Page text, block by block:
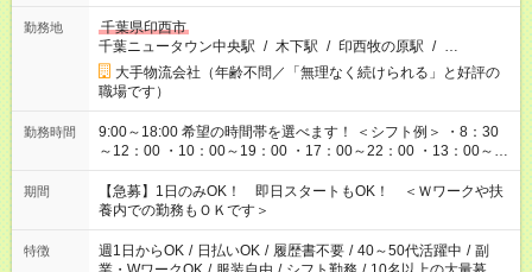
勤務地
千葉県印西市
千葉ニュータウン中央駅 / 木下駅 / 印西牧の原駅 / …
大手物流会社（年齢不問／「無理なく続けられる」と好評の
職場です）
勤務時間
9:00～18:00 希望の時間帯を選べます！ ＜シフト例＞ ・8：30
～12：00 ・10：00～19：00 ・17：00～22：00 ・13：00～
22：00 ・22：00～翌6：00 など
期間
【急募】1日のみOK！ 即日スタートもOK！ ＜Ｗワークや扶
養内での勤務もＯＫです＞
特徴 週1日からOK / 日払いOK / 履歴書不要 / 40～50代活躍中 / 副